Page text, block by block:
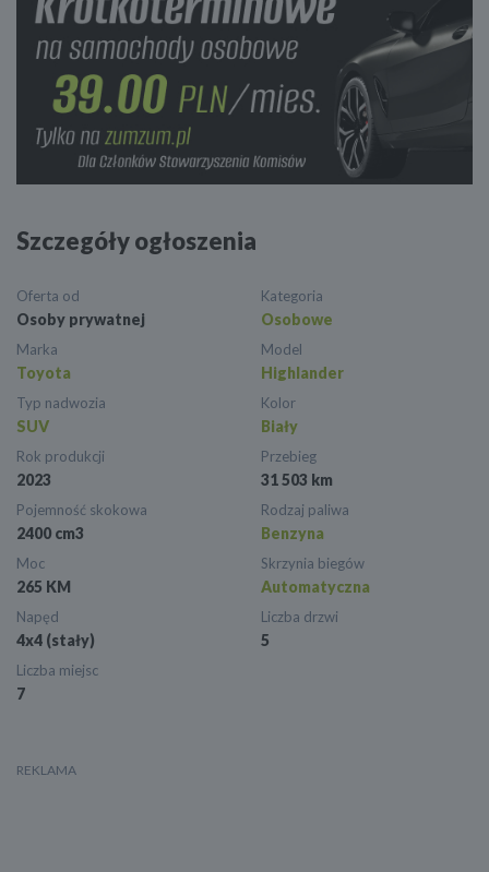
Szczegóły ogłoszenia
Oferta od
Osoby prywatnej
Kategoria
Osobowe
Marka
Toyota
Model
Highlander
Typ nadwozia
SUV
Kolor
Biały
Rok produkcji
2023
Przebieg
31 503 km
Pojemność skokowa
2400 cm3
Rodzaj paliwa
Benzyna
Moc
265 KM
Skrzynia biegów
Automatyczna
Napęd
4x4 (stały)
Liczba drzwi
5
Liczba miejsc
7